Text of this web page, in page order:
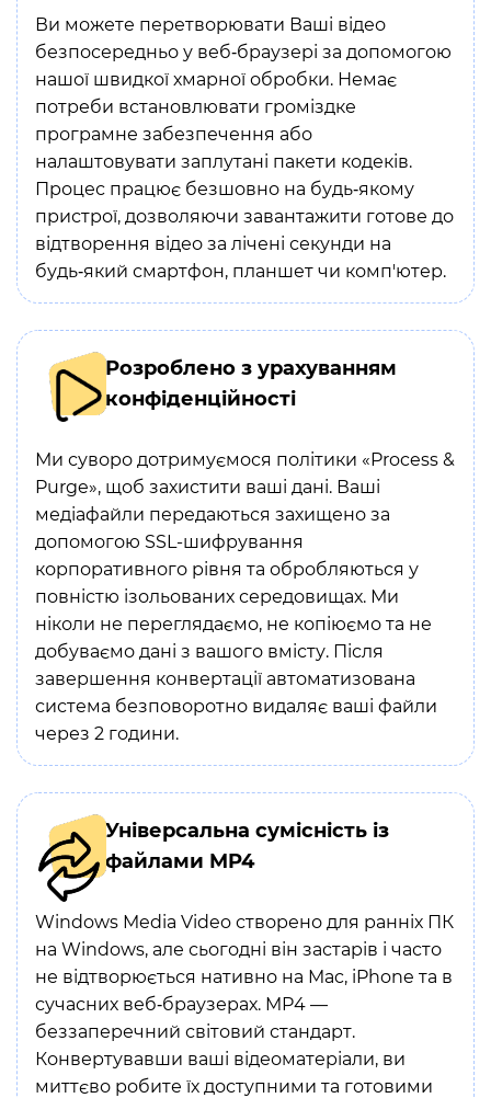
Ви можете перетворювати Ваші відео
безпосередньо у веб‑браузері за допомогою
нашої швидкої хмарної обробки. Немає
потреби встановлювати громіздке
програмне забезпечення або
налаштовувати заплутані пакети кодеків.
Процес працює безшовно на будь‑якому
пристрої, дозволяючи завантажити готове до
відтворення відео за лічені секунди на
будь‑який смартфон, планшет чи комп'ютер.
Розроблено з урахуванням
конфіденційності
Ми суворо дотримуємося політики «Process &
Purge», щоб захистити ваші дані. Ваші
медіафайли передаються захищено за
допомогою SSL-шифрування
корпоративного рівня та обробляються у
повністю ізольованих середовищах. Ми
ніколи не переглядаємо, не копіюємо та не
добуваємо дані з вашого вмісту. Після
завершення конвертації автоматизована
система безповоротно видаляє ваші файли
через 2 години.
Універсальна сумісність із
файлами MP4
Windows Media Video створено для ранніх ПК
на Windows, але сьогодні він застарів і часто
не відтворюється нативно на Mac, iPhone та в
сучасних веб‑браузерах. MP4 —
беззаперечний світовий стандарт.
Конвертувавши ваші відеоматеріали, ви
миттєво робите їх доступними та готовими